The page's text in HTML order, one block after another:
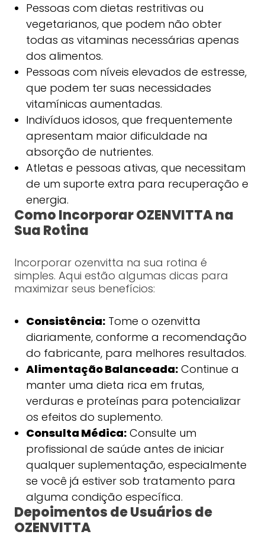
Pessoas com dietas restritivas ou
vegetarianos, que podem não obter
todas as vitaminas necessárias apenas
dos alimentos.
Pessoas com níveis elevados de estresse,
que podem ter suas necessidades
vitamínicas aumentadas.
Indivíduos idosos, que frequentemente
apresentam maior dificuldade na
absorção de nutrientes.
Atletas e pessoas ativas, que necessitam
de um suporte extra para recuperação e
energia.
Como Incorporar OZENVITTA na
Sua Rotina
Incorporar ozenvitta na sua rotina é
simples. Aqui estão algumas dicas para
maximizar seus benefícios:
Consistência:Tome o ozenvitta
diariamente, conforme a recomendação
do fabricante, para melhores resultados.
Alimentação Balanceada:Continue a
manter uma dieta rica em frutas,
verduras e proteínas para potencializar
os efeitos do suplemento.
Consulta Médica:Consulte um
profissional de saúde antes de iniciar
qualquer suplementação, especialmente
se você já estiver sob tratamento para
alguma condição específica.
Depoimentos de Usuários de
OZENVITTA